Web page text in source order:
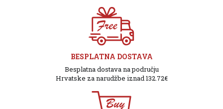
BESPLATNA DOSTAVA
Besplatna dostava na području
Hrvatske za narudžbe iznad 132.72€